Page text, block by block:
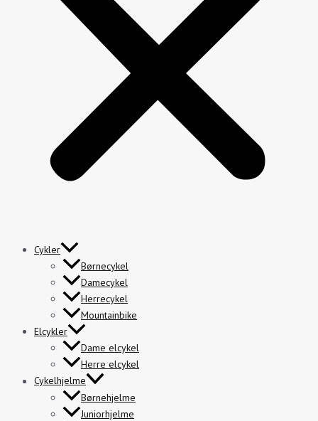
Cykler
Børnecykel
Damecykel
Herrecykel
Mountainbike
Elcykler
Dame elcykel
Herre elcykel
Cykelhjelme
Børnehjelme
Juniorhjelme